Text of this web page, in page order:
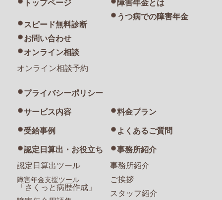
トップページ
スピード無料診断
お問い合わせ
オンライン相談
オンライン相談予約
プライバシーポリシー
障害年金とは
うつ病での障害年金
サービス内容 料金プラン
受給事例 よくあるご質問
認定日算出・お役立ち
認定日算出ツール
障害年金支援ツール
「さくっと病歴作成」
事務所紹介
事務所紹介
ご挨拶
スタッフ紹介